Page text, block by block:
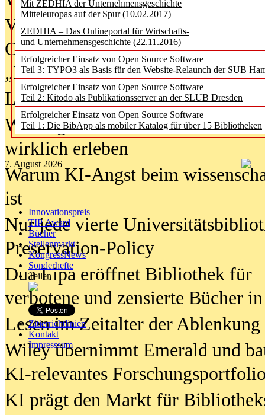
Mit ZEDHIA der Unternehmensgeschichte
Mitteleuropas auf der Spur (10.02.2017)
ZEDHIA – Das Onlineportal für Wirtschafts-
und Unternehmensgeschichte (22.11.2016)
Erfolgreicher Einsatz von Open Source Software –
Teil 3: TYPO3 als Basis für den Website-Relaunch der SUB
Erfolgreicher Einsatz von Open Source Software –
Teil 2: Kitodo als Publikationsserver an der SLUB Dresden
Erfolgreicher Einsatz von Open Source Software –
Teil 1: Die BibApp als mobiler Katalog für über 15 Bibliotheken
7. August 2026
Innovationspreis
TIP Award
Bücher
Stellenmarkt
KongressNews
Sonderhefte
Teilen
Zitierrichtlinien
Kontakt
Impresssum
Von Abschlusskleidern bis
Geisterjagd-Ausrüstung in der
„Library of Things“ unterwegs
Lesen als Infrastrukturaufgabe
Wie Jugendliche Social Media
wirklich erleben
Warum KI-Angst beim
ist
Nur jede vierte
Preservation-Policy
Dua Lipa eröffnet Bibliothek für
verbotene und zensierte Bücher
Lesen im Zeitalter der Ablenkung
Wiley übernimmt Emerald und
KI-relevantes
KI prägt den Markt für